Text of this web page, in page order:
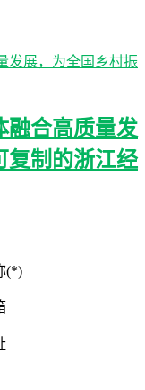
融合高质量发
复制的浙江经
(*)